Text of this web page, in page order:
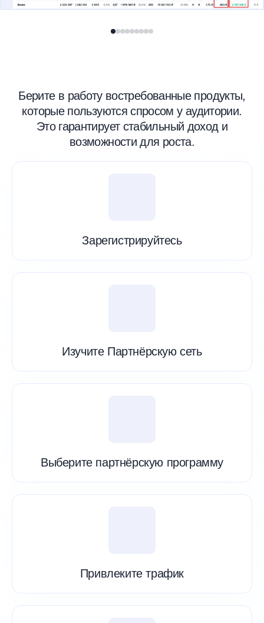
Берите в работу востребованные продукты,
которые пользуются спросом у аудитории.
Это гарантирует стабильный доход и
возможности для роста.
Зарегистрируйтесь
Изучите Партнёрскую сеть
Выберите партнёрскую программу
Привлеките трафик